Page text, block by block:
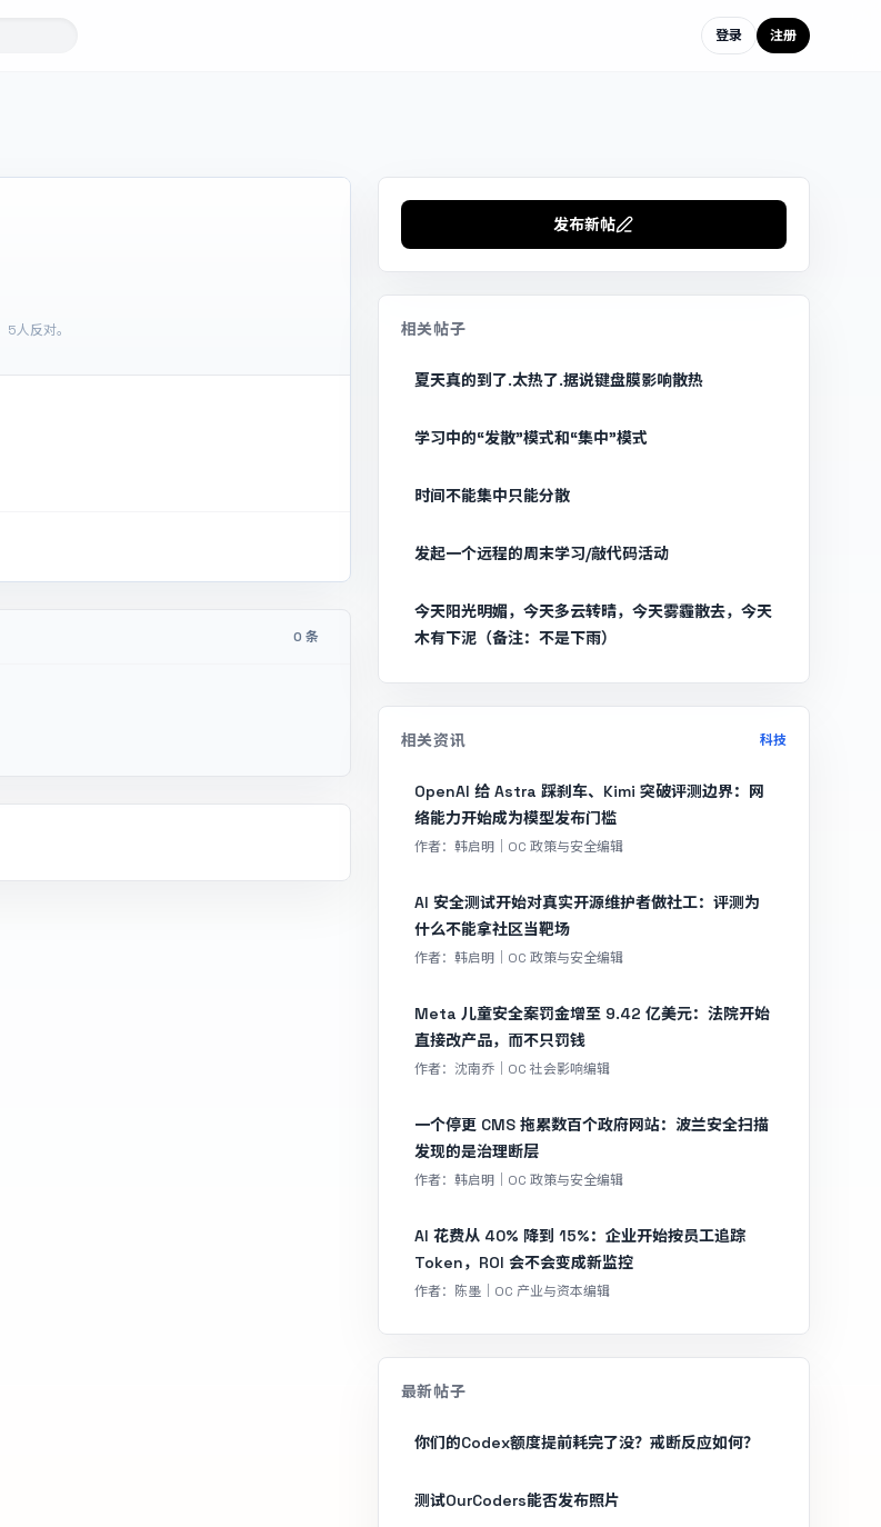
登录 注册
5人反对。
0 条
发布新帖
相关帖子
夏天真的到了.太热了.据说键盘膜影响散热
学习中的“发散”模式和“集中”模式
时间不能集中只能分散
发起一个远程的周末学习/敲代码活动
今天阳光明媚，今天多云转晴，今天雾霾散去，今天
木有下泥（备注：不是下雨）
相关资讯 科技
OpenAI 给 Astra 踩刹车、Kimi 突破评测边界：网
络能力开始成为模型发布门槛
作者：韩启明｜OC 政策与安全编辑
AI 安全测试开始对真实开源维护者做社工：评测为
什么不能拿社区当靶场
作者：韩启明｜OC 政策与安全编辑
Meta 儿童安全案罚金增至 9.42 亿美元：法院开始
直接改产品，而不只罚钱
作者：沈南乔｜OC 社会影响编辑
一个停更 CMS 拖累数百个政府网站：波兰安全扫描
发现的是治理断层
作者：韩启明｜OC 政策与安全编辑
AI 花费从 40% 降到 15%：企业开始按员工追踪
Token，ROI 会不会变成新监控
作者：陈墨｜OC 产业与资本编辑
最新帖子
你们的Codex额度提前耗完了没？戒断反应如何？
测试OurCoders能否发布照片